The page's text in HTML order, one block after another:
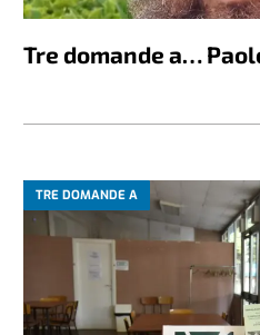
Tre domande a…
TRE DOMANDE A